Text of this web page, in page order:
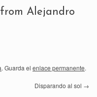
from Alejandro
. Guarda el enlace permanente.
Disparando al sol →